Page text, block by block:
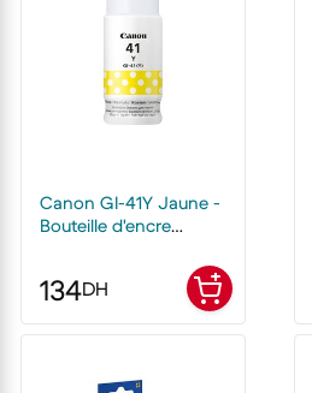
Canon GI-41Y Jaune -
Bouteille d'encre
134DH